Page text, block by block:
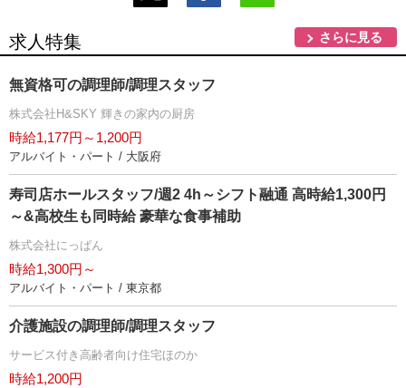
求人特集 さらに見る
無資格可の調理師/調理スタッフ
株式会社H&SKY 輝きの家内の厨房
時給1,177円～1,200円
アルバイト・パート / 大阪府
寿司店ホールスタッフ/週2 4h～シフト融通 高時給1,300円
～&高校生も同時給 豪華な食事補助
株式会社にっぱん
時給1,300円～
アルバイト・パート / 東京都
介護施設の調理師/調理スタッフ
サービス付き高齢者向け住宅ほのか
時給1,200円